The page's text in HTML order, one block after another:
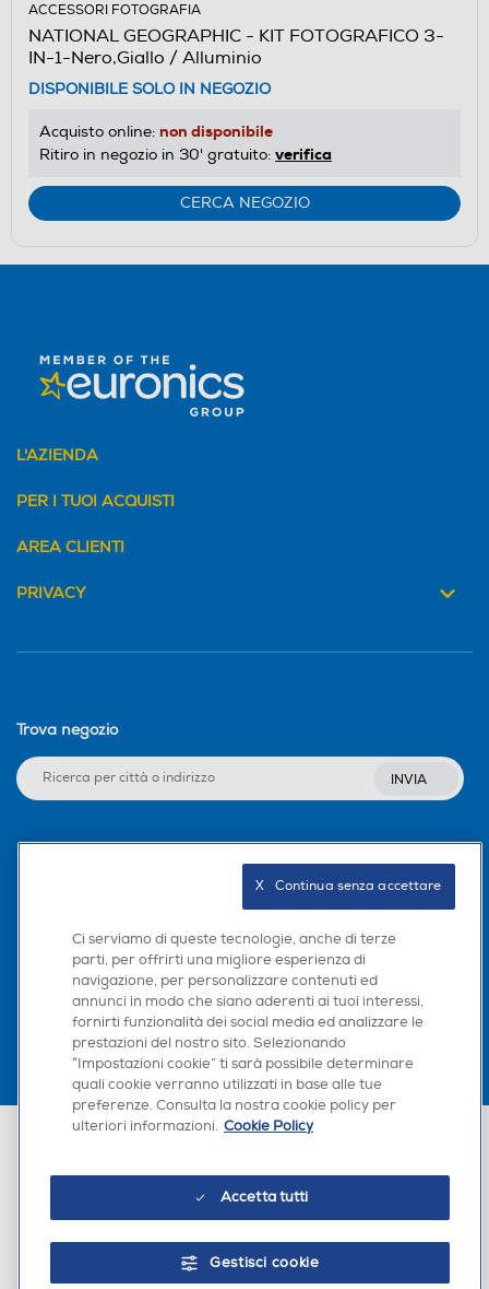
ACCESSORI FOTOGRAFIA
NATIONAL GEOGRAPHIC - KIT FOTOGRAFICO 3-
IN-1-Nero,Giallo / Alluminio
DISPONIBILE SOLO IN NEGOZIO
Acquisto online: non disponibile
Ritiro in negozio in 30' gratuito: verifica
CERCA NEGOZIO
L'AZIENDA
PER I TUOI ACQUISTI
AREA CLIENTI
PRIVACY
Trova negozio
INVIA
Scarica la nostra app
Euronics Italia SpA. Sede legale Via Montefeltro, 6/a 20156 Milano
Ci serviamo di queste tecnologie, anche di terze
parti, per offrirti una migliore esperienza di
navigazione, per personalizzare contenuti ed
annunci in modo che siano aderenti ai tuoi interessi,
fornirti funzionalità dei social media ed analizzare le
prestazioni del nostro sito. Selezionando
“Impostazioni cookie” ti sarà possibile determinare
quali cookie verranno utilizzati in base alle tue
preferenze. Consulta la nostra cookie policy per
ulteriori informazioni. Cookie Policy
Accetta tutti
Gestisci cookie
X   Continua senza accettare